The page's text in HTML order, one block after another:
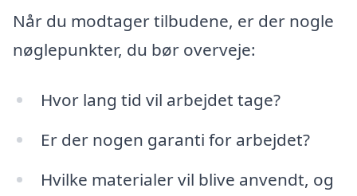
Når du modtager tilbudene, er der nogle
nøglepunkter, du bør overveje:
Hvor lang tid vil arbejdet tage?
Er der nogen garanti for arbejdet?
Hvilke materialer vil blive anvendt, og